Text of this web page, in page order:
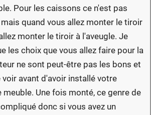
Pour les caissons ce n'est pas
quand vous allez monter le tiroir
monter le tiroir à l'aveugle. Je
les choix que vous allez faire pour la
ne sont peut-être pas les bons et
voir avant d'avoir installé votre
Une fois monté, ce genre de
donc si vous avez un